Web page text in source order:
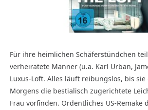
Für ihre heimlichen Schäferstündchen
verheiratete Männer (u.a. Karl Urban,
Luxus-Loft. Alles läuft reibungslos, bis sie
Morgens die bestialisch zugerichtete
Frau vorfinden. Ordentliches US-Remake